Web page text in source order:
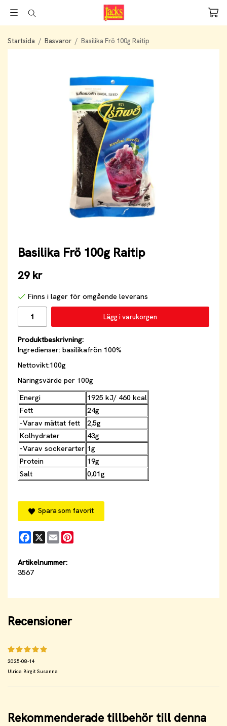
Startsida / Basvaror / Basilika Frö 100g Raitip
Basilika Frö 100g Raitip
29 kr
Finns i lager för omgående leverans
Lägg i varukorgen
Produktbeskrivning:
Ingredienser: basilikafrön 100%
Nettovikt:100g
Näringsvärde per 100g
Energi
1925 kJ/ 460 kcal
Fett
24g
-Varav mättat fett
2,5g
Kolhydrater
43g
-Varav sockerarter 1g
Protein
19g
Salt
0,01g
Spara som favorit
Facebook
X Email
Artikelnummer:
3567
Recensioner
2025-08-14
Ulrica Birgit Susanna
Rekommenderade tillbehör till denna